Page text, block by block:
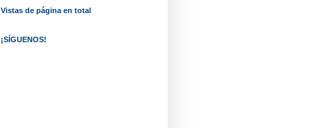
Vistas de página en total
¡SÍGUENOS!